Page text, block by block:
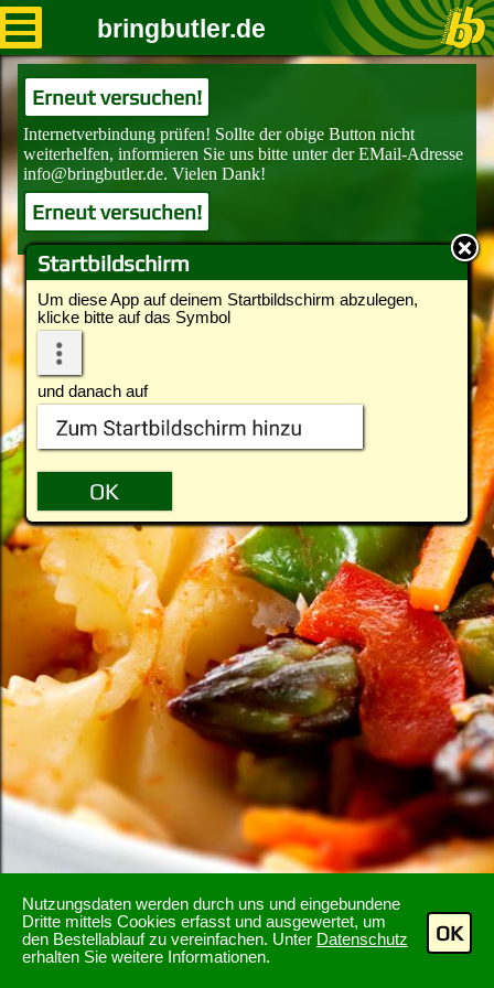
Nutzungsdaten werden durch uns und eingebundene
Dritte mittels Cookies erfasst und ausgewertet, um
den Bestellablauf zu vereinfachen. Unter Datenschutz
erhalten Sie weitere Informationen.
OK
Startbildschirm
Um diese App auf deinem Startbildschirm abzulegen,
klicke bitte auf das Symbol
und danach auf
bringbutler.de
Erneut versuchen!
Erneut versuchen!